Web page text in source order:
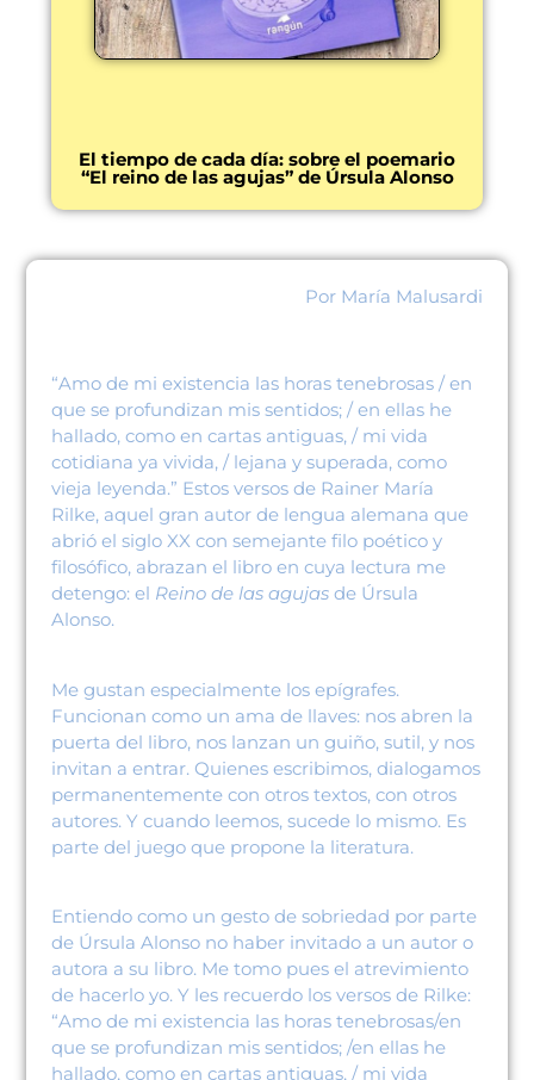
El tiempo de cada día: sobre el poemario
“El reino de las agujas” de Úrsula Alonso
Por María Malusardi
“Amo de mi existencia las horas tenebrosas / en
que se profundizan mis sentidos; / en ellas he
hallado, como en cartas antiguas, / mi vida
cotidiana ya vivida, / lejana y superada, como
vieja leyenda.” Estos versos de Rainer María
Rilke, aquel gran autor de lengua alemana que
abrió el siglo XX con semejante filo poético y
filosófico, abrazan el libro en cuya lectura me
detengo: el Reino de las agujasde Úrsula
Alonso.
Me gustan especialmente los epígrafes.
Funcionan como un ama de llaves: nos abren la
puerta del libro, nos lanzan un guiño, sutil, y nos
invitan a entrar. Quienes escribimos, dialogamos
permanentemente con otros textos, con otros
autores. Y cuando leemos, sucede lo mismo. Es
parte del juego que propone la literatura.
Entiendo como un gesto de sobriedad por parte
de Úrsula Alonso no haber invitado a un autor o
autora a su libro. Me tomo pues el atrevimiento
de hacerlo yo. Y les recuerdo los versos de Rilke:
“Amo de mi existencia las horas tenebrosas/en
que se profundizan mis sentidos; /en ellas he
hallado, como en cartas antiguas, / mi vida